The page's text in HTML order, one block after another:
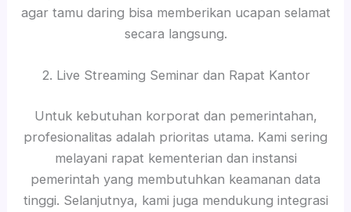
agar tamu daring bisa memberikan ucapan selamat
secara langsung.
2. Live Streaming Seminar dan Rapat Kantor
Untuk kebutuhan korporat dan pemerintahan,
profesionalitas adalah prioritas utama. Kami sering
melayani rapat kementerian dan instansi
pemerintah yang membutuhkan keamanan data
tinggi. Selanjutnya, kami juga mendukung integrasi